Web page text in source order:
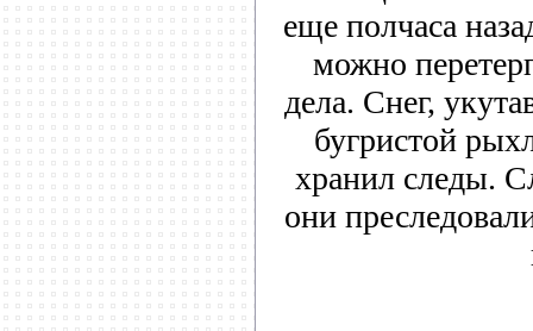
еще полчаса
можно
дела. Снег,
бугристой
хранил следы.
они